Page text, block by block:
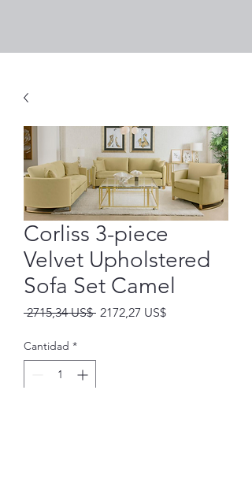
Corliss 3-piece
Velvet Upholstered
Sofa Set Camel
2715,34 US$ Precio
2172,27 US$Precio
Cantidad *